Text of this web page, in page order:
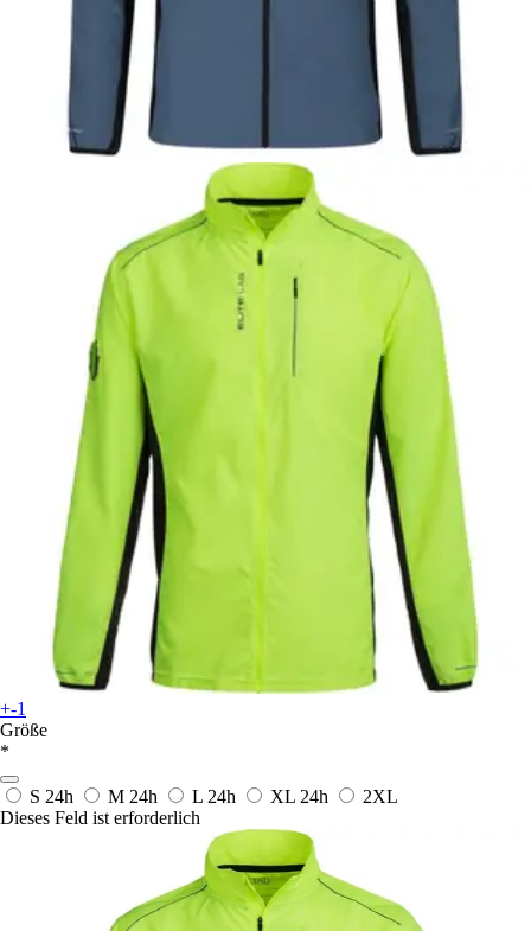
+-1
Größe
*
S 24h M 24h L 24h XL 24h
2XL
Dieses Feld ist erforderlich